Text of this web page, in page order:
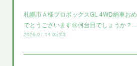
札幌市Ａ様プロボックスGL 4WD納車おめ
でとうございます㊗️何台目でしょうか？…
2026.07.14 05:03